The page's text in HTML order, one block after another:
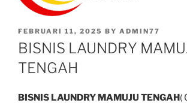
FEBRUARI 11, 2025 BY ADMIN77
BISNIS LAUNDRY
TENGAH
BISNIS LAUNDRY MAMUJU TENGAH(